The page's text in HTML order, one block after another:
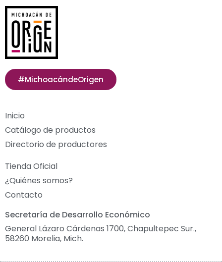
#MichoacándeOrigen
Inicio
Catálogo de productos
Directorio de productores
Tienda Oficial
¿Quiénes somos?
Contacto
Secretaría de Desarrollo Económico
General Lázaro Cárdenas 1700, Chapultepec Sur.,
58260 Morelia, Mich.